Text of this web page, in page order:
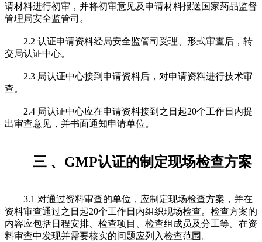
请材料进行初审，并将初审意见及申请材料报送国家药品监督
管理局安全监管司。
2.2 认证申请资料经局安全监管司受理、形式审查后，转
交局认证中心。
2.3 局认证中心接到申请资料后，对申请资料进行技术审
查。
2.4 局认证中心应在申请资料接到之日起20个工作日内提
出审查意见，并书面通知申请单位。
三 、GMP认证的制定现场检查方案
3.1 对通过资料审查的单位，应制定现场检查方案，并在
资料审查通过之日起20个工作日内组织现场检查。检查方案的
内容应包括日程安排、检查项目、检查组成员及分工等。在资
料审查中发现并需要核实的问题应列入检查范围。